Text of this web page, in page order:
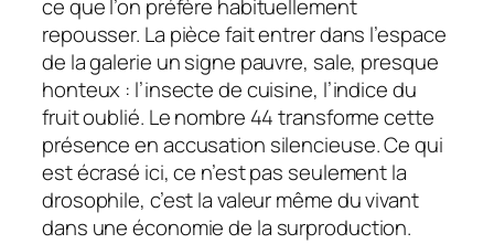
ce que l’on préfère habituellement
repousser. La pièce fait entrer dans l’espace
de la galerie un signe pauvre, sale, presque
honteux : l’insecte de cuisine, l’indice du
fruit oublié. Le nombre 44 transforme cette
présence en accusation silencieuse. Ce qui
est écrasé ici, ce n’est pas seulement la
drosophile, c’est la valeur même du vivant
dans une économie de la surproduction.